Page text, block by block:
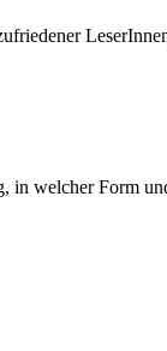
in welcher Form